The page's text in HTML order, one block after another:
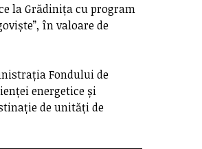
la Grădinița cu program
în valoare de
Fondului de
energetice și
de unități de